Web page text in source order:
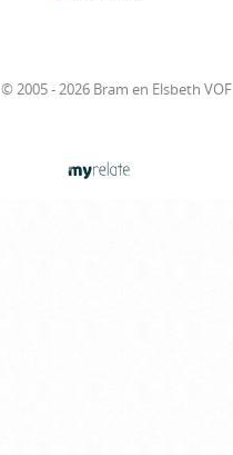
© 2005 - 2026 Bram en Elsbeth VOF